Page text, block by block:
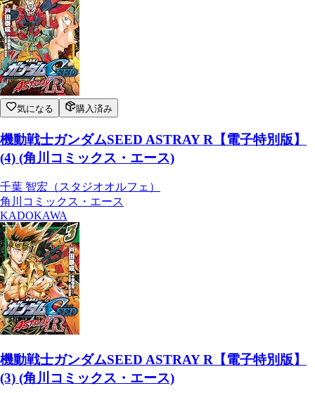
気になる 購入済み
機動戦士ガンダムSEED ASTRAY R【電子特別版】
(4) (角川コミックス・エース)
千葉 智宏（スタジオオルフェ）
角川コミックス・エース
KADOKAWA
機動戦士ガンダムSEED ASTRAY R【電子特別版】
(3) (角川コミックス・エース)